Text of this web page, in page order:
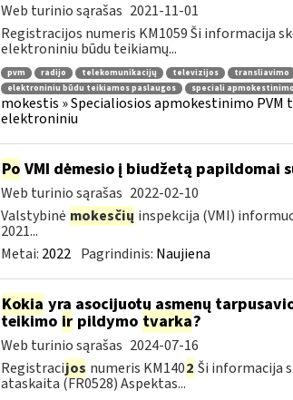
Web turinio sąrašas 2021-11-01
Registracijos numeris KM1059 Ši informacija
elektroniniu būdu teikiamų...
pvm radijo telekomunikacijų televizijos transliavimo
elektroniniu būdu teikiamos paslaugos
speciali
mokestis » Specialiosios apmokestinimo
elektroniniu
Po VMI dėmesio į biudžetą papildomai
Web turinio sąrašas 2022-02-10
Valstybinė mokesčių inspekcija (VMI)
2021...
Metai: 2022 Pagrindinis: Naujiena
Kokia yra asocijuotų asmenų
teikimo irpildymo tvarka?
Web turinio sąrašas 2024-07-16
Registracijos numeris KM1402 Ši informacija
ataskaita (FR0528) Aspektas...